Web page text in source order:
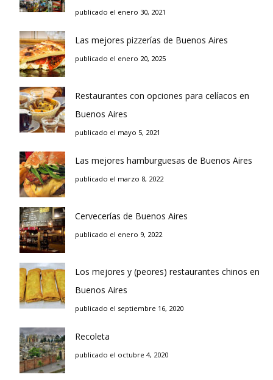
publicado el enero 30, 2021
Las mejores pizzerías de Buenos Aires
publicado el enero 20, 2025
Restaurantes con opciones para celíacos en
Buenos Aires
publicado el mayo 5, 2021
Las mejores hamburguesas de Buenos Aires
publicado el marzo 8, 2022
Cervecerías de Buenos Aires
publicado el enero 9, 2022
Los mejores y (peores) restaurantes chinos en
Buenos Aires
publicado el septiembre 16, 2020
Recoleta
publicado el octubre 4, 2020